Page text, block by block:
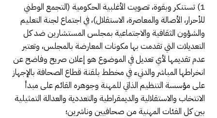
1) تستنكر وبقوة، تصويت الأغلبية الحكومية (التجمع الوطني
للأحرار، الأصالة والمعاصرة، الاستقلال)، في اجتماع لجنة التعليم
والشؤون الثقافية والاجتماعية بمجلس المستشارين ضد كل
التعديلات التي تقدمت بها مكونات المعارضة بالمجلس، وتعتبر
عدم تقديمها لأي تعديل في الموضوع هو إعلان صريح وفاضح عن
انخراطها المباشر والدنيء في مخطط بلقنة قطاع الصحافة بالإجهاز
على مؤسسة التنظيم الذاتي للمهنة وجوهره القائم على مبدأ
الانتخاب والاستقلالية والديمقراطية والتعددية والعدالة التمثيلية
بين كل الفئات المهنية من صحافيين وناشرين؛